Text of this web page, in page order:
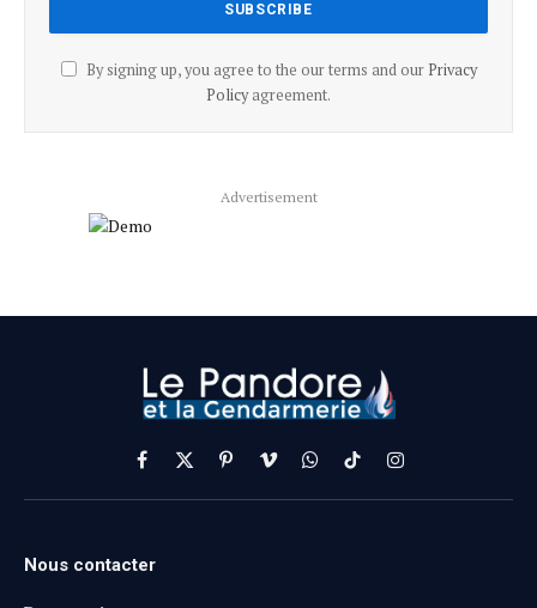
By signing up, you agree to the our terms and our Privacy
Policyagreement.
Advertisement
Facebook
X
(Twitter)
PinterestVimeoWhatsApp
TikTokInstagram
Nous contacter